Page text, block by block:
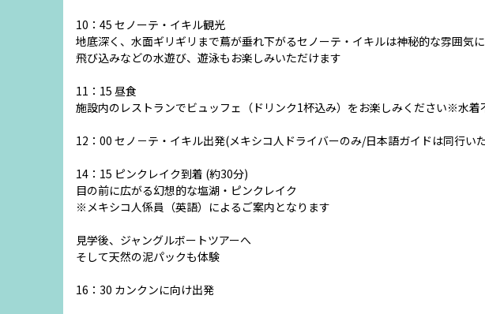
10：45 セノーテ・イキル観光
地底深く、水面ギリギリまで蔦が垂れ下がるセノーテ・イキルは神秘的な雰囲気に
飛び込みなどの水遊び、遊泳もお楽しみいただけます
11：15 昼食
施設内のレストランでビュッフェ（ドリンク1杯込み）をお楽しみください※水着
12：00 セノ－テ・イキル出発(メキシコ人ドライバーのみ/日本語ガイドは同行い
14：15 ピンクレイク到着 (約30分)
目の前に広がる幻想的な塩湖・ピンクレイク
※メキシコ人係員（英語）によるご案内となります
見学後、ジャングルボートツアーへ
そして天然の泥パックも体験
16：30 カンクンに向け出発